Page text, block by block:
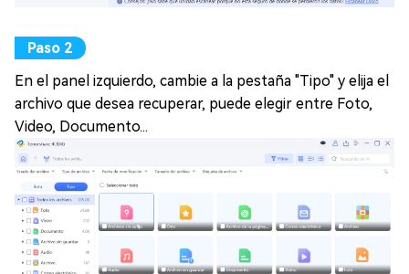
En el panel izquierdo, cambie a la pestaña "Tipo" y elija el
archivo que desea recuperar, puede elegir entre Foto,
Video, Documento...